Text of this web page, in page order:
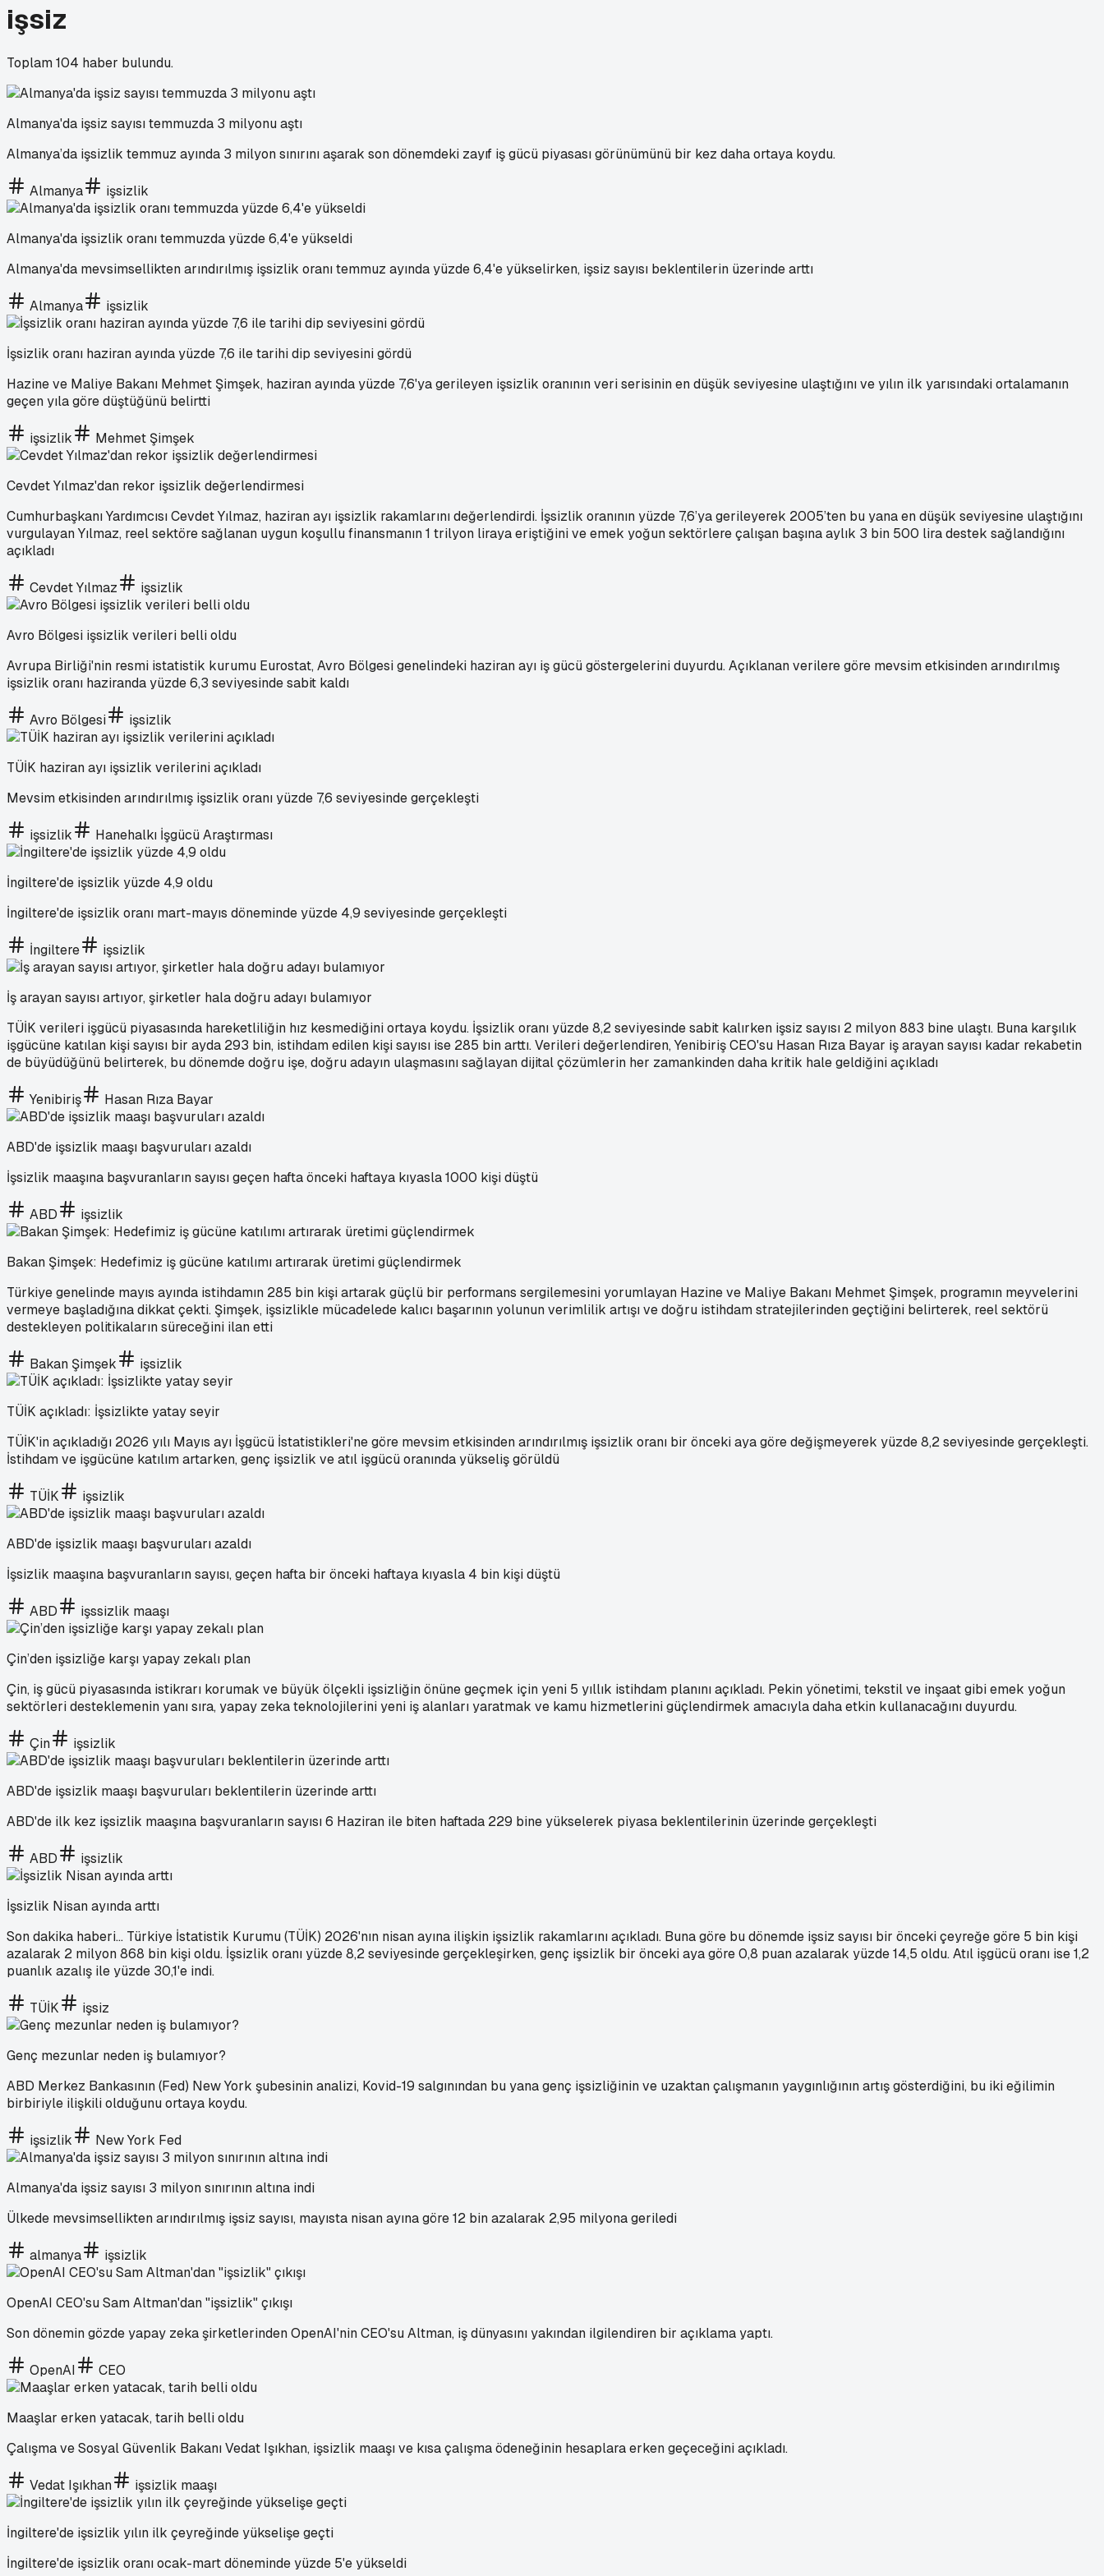
işsiz
Toplam104 haber bulundu.
Almanya'da işsiz sayısı temmuzda 3 milyonu aştı
Almanya’da işsizlik temmuz ayında 3 milyon sınırını aşarak son dönemdeki zayıf iş gücü piyasası görünümünü bir kez daha ortaya koydu.
Almanya işsizlik
Almanya'da işsizlik oranı temmuzda yüzde 6,4'e yükseldi
Almanya'da mevsimsellikten arındırılmış işsizlik oranı temmuz ayında yüzde 6,4'e yükselirken, işsiz sayısı beklentilerin üzerinde arttı
Almanya işsizlik
İşsizlik oranı haziran ayında yüzde 7,6 ile tarihi dip seviyesini gördü
Hazine ve Maliye Bakanı Mehmet Şimşek, haziran ayında yüzde 7,6'ya gerileyen işsizlik oranının veri serisinin en düşük seviyesine ulaştığını ve yılın ilk yarısındaki ortalamanın
geçen yıla göre düştüğünü belirtti
işsizlik Mehmet Şimşek
Cevdet Yılmaz'dan rekor işsizlik değerlendirmesi
Cumhurbaşkanı Yardımcısı Cevdet Yılmaz, haziran ayı işsizlik rakamlarını değerlendirdi. İşsizlik oranının yüzde 7,6’ya gerileyerek 2005’ten bu yana en düşük seviyesine ulaştığını
vurgulayan Yılmaz, reel sektöre sağlanan uygun koşullu finansmanın 1 trilyon liraya eriştiğini ve emek yoğun sektörlere çalışan başına aylık 3 bin 500 lira destek sağlandığını
açıkladı
Cevdet Yılmaz işsizlik
Avro Bölgesi işsizlik verileri belli oldu
Avrupa Birliği'nin resmi istatistik kurumu Eurostat, Avro Bölgesi genelindeki haziran ayı iş gücü göstergelerini duyurdu. Açıklanan verilere göre mevsim etkisinden arındırılmış
işsizlik oranı haziranda yüzde 6,3 seviyesinde sabit kaldı
Avro Bölgesi işsizlik
TÜİK haziran ayı işsizlik verilerini açıkladı
Mevsim etkisinden arındırılmış işsizlik oranı yüzde 7,6 seviyesinde gerçekleşti
işsizlik Hanehalkı İşgücü Araştırması
İngiltere'de işsizlik yüzde 4,9 oldu
İngiltere'de işsizlik oranı mart-mayıs döneminde yüzde 4,9 seviyesinde gerçekleşti
İngiltere işsizlik
İş arayan sayısı artıyor, şirketler hala doğru adayı bulamıyor
TÜİK verileri işgücü piyasasında hareketliliğin hız kesmediğini ortaya koydu. İşsizlik oranı yüzde 8,2 seviyesinde sabit kalırken işsiz sayısı 2 milyon 883 bine ulaştı. Buna karşılık
işgücüne katılan kişi sayısı bir ayda 293 bin, istihdam edilen kişi sayısı ise 285 bin arttı. Verileri değerlendiren, Yenibiriş CEO'su Hasan Rıza Bayar iş arayan sayısı kadar rekabetin
de büyüdüğünü belirterek, bu dönemde doğru işe, doğru adayın ulaşmasını sağlayan dijital çözümlerin her zamankinden daha kritik hale geldiğini açıkladı
Yenibiriş Hasan Rıza Bayar
ABD'de işsizlik maaşı başvuruları azaldı
İşsizlik maaşına başvuranların sayısı geçen hafta önceki haftaya kıyasla 1000 kişi düştü
ABD işsizlik
Bakan Şimşek: Hedefimiz iş gücüne katılımı artırarak üretimi güçlendirmek
Türkiye genelinde mayıs ayında istihdamın 285 bin kişi artarak güçlü bir performans sergilemesini yorumlayan Hazine ve Maliye Bakanı Mehmet Şimşek, programın meyvelerini
vermeye başladığına dikkat çekti. Şimşek, işsizlikle mücadelede kalıcı başarının yolunun verimlilik artışı ve doğru istihdam stratejilerinden geçtiğini belirterek, reel sektörü
destekleyen politikaların süreceğini ilan etti
Bakan Şimşek işsizlik
TÜİK açıkladı: İşsizlikte yatay seyir
TÜİK'in açıkladığı 2026 yılı Mayıs ayı İşgücü İstatistikleri'ne göre mevsim etkisinden arındırılmış işsizlik oranı bir önceki aya göre değişmeyerek yüzde 8,2 seviyesinde gerçekleşti.
İstihdam ve işgücüne katılım artarken, genç işsizlik ve atıl işgücü oranında yükseliş görüldü
TÜİK işsizlik
ABD'de işsizlik maaşı başvuruları azaldı
İşsizlik maaşına başvuranların sayısı, geçen hafta bir önceki haftaya kıyasla 4 bin kişi düştü
ABD işssizlik maaşı
Çin’den işsizliğe karşı yapay zekalı plan
Çin, iş gücü piyasasında istikrarı korumak ve büyük ölçekli işsizliğin önüne geçmek için yeni 5 yıllık istihdam planını açıkladı. Pekin yönetimi, tekstil ve inşaat gibi emek yoğun
sektörleri desteklemenin yanı sıra, yapay zeka teknolojilerini yeni iş alanları yaratmak ve kamu hizmetlerini güçlendirmek amacıyla daha etkin kullanacağını duyurdu.
Çin işsizlik
ABD'de işsizlik maaşı başvuruları beklentilerin üzerinde arttı
ABD'de ilk kez işsizlik maaşına başvuranların sayısı 6 Haziran ile biten haftada 229 bine yükselerek piyasa beklentilerinin üzerinde gerçekleşti
ABD işsizlik
İşsizlik Nisan ayında arttı
Son dakika haberi... Türkiye İstatistik Kurumu (TÜİK) 2026'nın nisan ayına ilişkin işsizlik rakamlarını açıkladı. Buna göre bu dönemde işsiz sayısı bir önceki çeyreğe göre 5 bin kişi
azalarak 2 milyon 868 bin kişi oldu. İşsizlik oranı yüzde 8,2 seviyesinde gerçekleşirken, genç işsizlik bir önceki aya göre 0,8 puan azalarak yüzde 14,5 oldu. Atıl işgücü oranı ise 1,2
puanlık azalış ile yüzde 30,1'e indi.
TÜİK işsiz
Genç mezunlar neden iş bulamıyor?
ABD Merkez Bankasının (Fed) New York şubesinin analizi, Kovid-19 salgınından bu yana genç işsizliğinin ve uzaktan çalışmanın yaygınlığının artış gösterdiğini, bu iki eğilimin
birbiriyle ilişkili olduğunu ortaya koydu.
işsizlik New York Fed
Almanya'da işsiz sayısı 3 milyon sınırının altına indi
Ülkede mevsimsellikten arındırılmış işsiz sayısı, mayısta nisan ayına göre 12 bin azalarak 2,95 milyona geriledi
almanya işsizlik
OpenAI CEO'su Sam Altman'dan "işsizlik" çıkışı
Son dönemin gözde yapay zeka şirketlerinden OpenAI'nin CEO'su Altman, iş dünyasını yakından ilgilendiren bir açıklama yaptı.
OpenAI CEO
Maaşlar erken yatacak, tarih belli oldu
Çalışma ve Sosyal Güvenlik Bakanı Vedat Işıkhan, işsizlik maaşı ve kısa çalışma ödeneğinin hesaplara erken geçeceğini açıkladı.
Vedat Işıkhan işsizlik maaşı
İngiltere'de işsizlik yılın ilk çeyreğinde yükselişe geçti
İngiltere'de işsizlik oranı ocak-mart döneminde yüzde 5'e yükseldi